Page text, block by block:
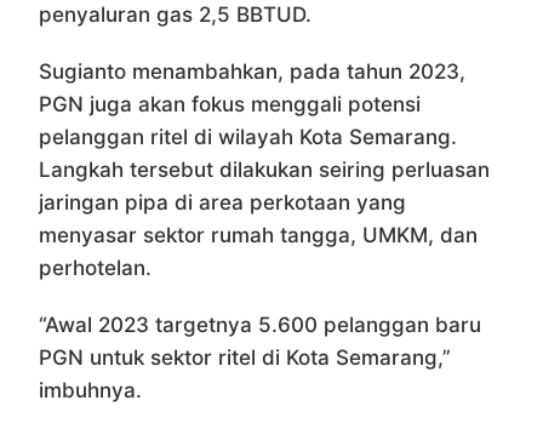
penyaluran gas 2,5 BBTUD.
Sugianto menambahkan, pada tahun 2023,
PGN juga akan fokus menggali potensi
pelanggan ritel di wilayah Kota Semarang.
Langkah tersebut dilakukan seiring perluasan
jaringan pipa di area perkotaan yang
menyasar sektor rumah tangga, UMKM, dan
perhotelan.
“Awal 2023 targetnya 5.600 pelanggan baru
PGN untuk sektor ritel di Kota Semarang,”
imbuhnya.